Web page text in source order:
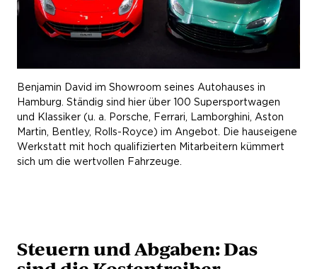
Benjamin David im Showroom seines Autohauses in
Hamburg. Ständig sind hier über 100 Supersportwagen
und Klassiker (u. a. Porsche, Ferrari, Lamborghini, Aston
Martin, Bentley, Rolls-Royce) im Angebot. Die hauseigene
Werkstatt mit hoch qualifizierten Mitarbeitern kümmert
sich um die wertvollen Fahrzeuge.
Steuern und Abgaben: Das